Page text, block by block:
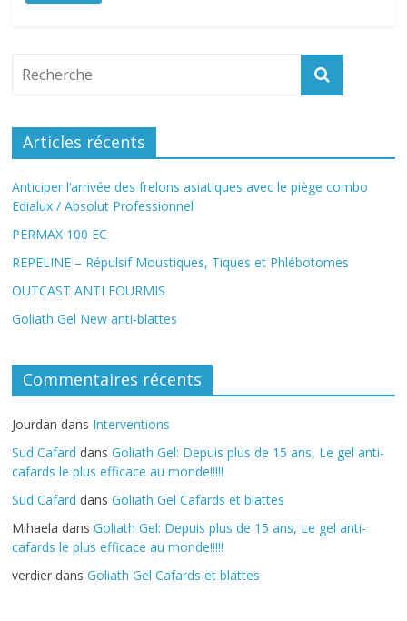
Articles récents
Anticiper l’arrivée des frelons asiatiques avec le piège combo
Edialux / Absolut Professionnel
PERMAX 100 EC
REPELINE – Répulsif Moustiques, Tiques et Phlébotomes
OUTCAST ANTI FOURMIS
Goliath Gel New anti-blattes
Commentaires récents
Jourdan dans Interventions
Sud Cafard dansGoliath Gel: Depuis plus de 15 ans, Le gel anti-
cafards le plus efficace au monde!!!!!
Sud Cafard dansGoliath Gel Cafards et blattes
Mihaela dansGoliath Gel: Depuis plus de 15 ans, Le gel anti-
cafards le plus efficace au monde!!!!!
verdier dansGoliath Gel Cafards et blattes